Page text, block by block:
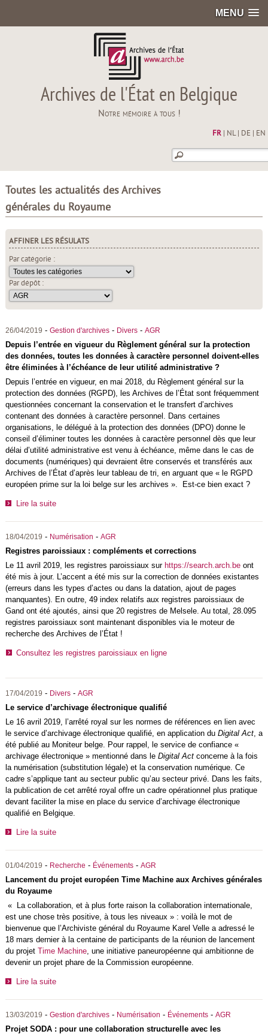
MENU
Archives de l'État en Belgique
Notre mémoire à tous !
FR| NL| DE EN
Toutes les actualités des Archives
générales du Royaume
AFFINER LES RÉSULATS
Par catégorie :
Par dépôt :
26/04/2019 - Gestion d'archives- Divers- AGR
Depuis l’entrée en vigueur du Règlement général sur la protection
des données, toutes les données à caractère personnel doivent-elles
être éliminées à l’échéance de leur utilité administrative ?
Depuis l’entrée en vigueur, en mai 2018, du Règlement général sur la
protection des données (RGPD), les Archives de l’État sont fréquemment
questionnées concernant la conservation et le transfert d’archives
contenant des données à caractère personnel. Dans certaines
organisations, le délégué à la protection des données (DPO) donne le
conseil d’éliminer toutes les données à caractère personnel dès que leur
délai d’utilité administrative est venu à échéance, même dans le cas de
documents (numériques) qui devraient être conservés et transférés aux
Archives de l’État d’après leur tableau de tri, en arguant que « le RGPD
européen prime sur la loi belge sur les archives ». Est-ce bien exact ?
Lire la suite
18/04/2019 - Numérisation - AGR
Registres paroissiaux : compléments et corrections
Le 11 avril 2019, les registres paroissiaux sur https://search.arch.beont
été mis à jour. L’accent a été mis sur la correction de données existantes
(erreurs dans les types d’actes ou dans la datation, ajout de pages
manquantes). En outre, 49 index relatifs aux registres paroissiaux de
Gand ont été ajoutés, ainsi que 20 registres de Melsele. Au total, 28.095
registres paroissiaux sont maintenant disponibles via le moteur de
recherche des Archives de l’État !
Consultez les registres paroissiaux en ligne
17/04/2019 - Divers- AGR
Le service d’archivage électronique qualifié
Le 16 avril 2019, l’arrêté royal sur les normes de références en lien avec
le service d’archivage électronique qualifié, en application du Digital Act, a
été publié au Moniteur belge. Pour rappel, le service de confiance «
archivage électronique » mentionné dans le Digital Act concerne à la fois
la numérisation (substitution légale) et la conservation numérique. Ce
cadre s’applique tant au secteur public qu’au secteur privé. Dans les faits,
la publication de cet arrêté royal offre un cadre opérationnel plus pratique
devant faciliter la mise en place du service d’archivage électronique
qualifié en Belgique.
Lire la suite
01/04/2019 - Recherche - Événements- AGR
Lancement du projet européen Time Machine aux Archives générales
du Royaume
« La collaboration, et à plus forte raison la collaboration internationale,
est une chose très positive, à tous les niveaux » : voilà le mot de
bienvenue que l’Archiviste général du Royaume Karel Velle a adressé le
18 mars dernier à la centaine de participants de la réunion de lancement
du projet Time Machine, une initiative paneuropéenne qui ambitionne de
devenir un projet phare de la Commission européenne.
Lire la suite
13/03/2019 - Gestion d'archives- Numérisation - Événements- AGR
Projet SODA : pour une collaboration structurelle avec les